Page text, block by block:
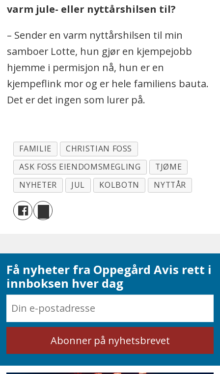
varm jule- eller nyttårshilsen til?
– Sender en varm nyttårshilsen til min
samboer Lotte, hun gjør en kjempejobb
hjemme i permisjon nå, hun er en
kjempeflink mor og er hele familiens bauta.
Det er det ingen som lurer på.
FAMILIE
CHRISTIAN FOSS
ASK FOSS EIENDOMSMEGLING
TJØME
NYHETER
JUL KOLBOTN NYTTÅR
Få nyheter fra Oppegård Avis rett i
innboksen hver dag